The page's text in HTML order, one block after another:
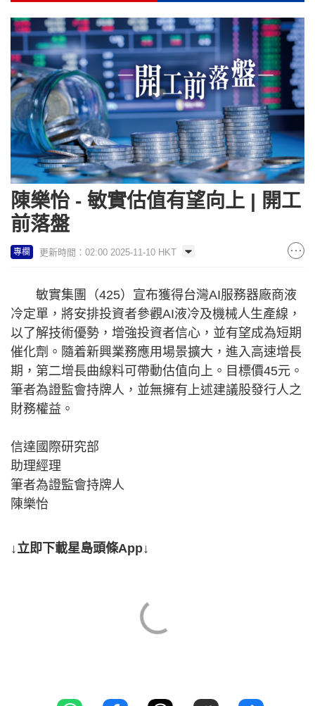
陳樂怡 - 敏實估值有望向上 | 開工
前落盤
專欄 更新時間：02:00 2025-11-10 HKT
敏實集團（425）宣布獲得台灣AI服務器廠商液
冷定單，將安排投資者參觀AI液冷及機械人生產線，
以了解技術優勢，增強投資者信心，並有望成為短期
催化劑。隨着新興業務應用場景擴大，進入高速增長
期，第二增長曲線料可帶動估值向上。目標價45元。
筆者為證監會持牌人，並無擁有上述建議股發行人之
財務權益。
信達國際研究部
助理經理
筆者為證監會持牌人
陳樂怡
↓立即下載星島頭條App↓